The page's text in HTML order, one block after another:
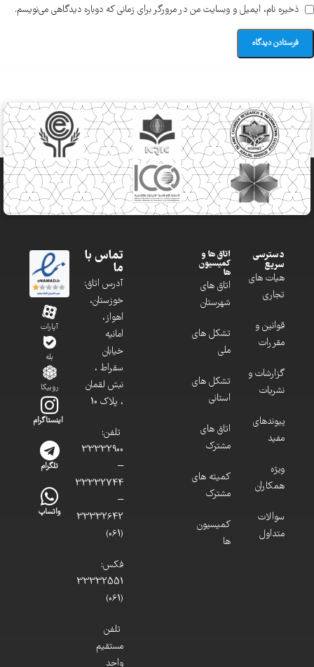
ذخیره نام، ایمیل و وبسایت من در مرورگر برای زمانی که دوباره دیدگاهی می‌نویسم.
دسترسی
سریع
هیات های
تجاری
قوانین و
مقررات
گزارشات و
نشریات
پیوندهای
مفید
ویژه
همکاران
سوالات
متداول
اتاق ها و
کمیسیون
ها
اتاق های
شهرستان
تشکل های
ملی
تشکل های
استانی
اتاق های
مشترک
کمیته های
مشترک
کمیسیون
ها
تماس با
ما
آدرس اتاق:
خوزستان،
اهواز،
امانیه
خیابان
سقراط ،
نبش لقمان
، پلاک 10
تلفن:
33332900
–
33332744
–
33332642
(061)
فکس:
33332551
(061)
تلفن
مستقیم
واحد
آپارات
بله
روبیکا
اینستاگرام
تلگرام
واتساپ